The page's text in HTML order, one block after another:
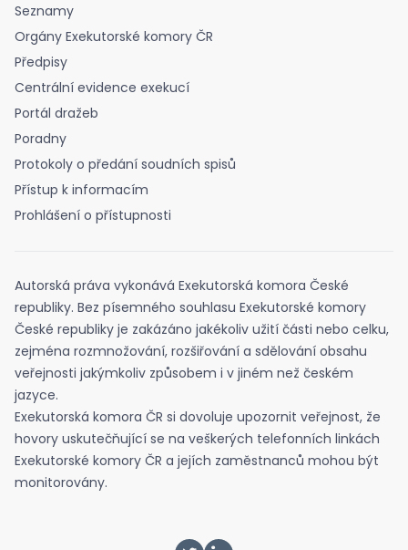
Seznamy
Orgány Exekutorské komory ČR
Předpisy
Centrální evidence exekucí
Portál dražeb
Poradny
Protokoly o předání soudních spisů
Přístup k informacím
Prohlášení o přístupnosti
Autorská práva vykonává Exekutorská komora České
republiky. Bez písemného souhlasu Exekutorské komory
České republiky je zakázáno jakékoliv užití části nebo celku,
zejména rozmnožování, rozšiřování a sdělování obsahu
veřejnosti jakýmkoliv způsobem i v jiném než českém
jazyce.
Exekutorská komora ČR si dovoluje upozornit veřejnost, že
hovory uskutečňující se na veškerých telefonních linkách
Exekutorské komory ČR a jejích zaměstnanců mohou být
monitorovány.